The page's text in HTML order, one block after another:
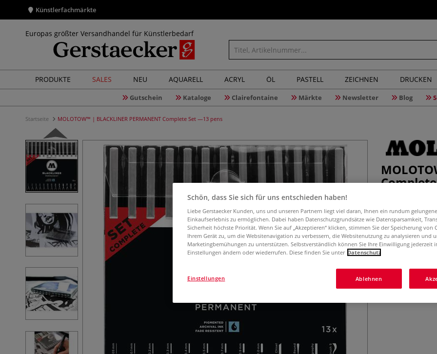
Künstlerfachmärkte
Europas größter Versandhandel für Künstlerbedarf
PRODUKTE SALES NEU AQUARELL ACRYL ÖL PASTELL ZEICHNEN DRUCKEN
Gutschein Kataloge Clairefontaine Märkte Newsletter Blog
Startseite MOLOTOW™ | BLACKLINER PERMANENT Complete Set —13 pens
Ab sofort gibt
Box. Inhalt: Je 1
mm, 0,9 mm, 1
Schön, dass Sie sich für uns entschieden haben!
Liebe Gerstaecker Kunden, uns und unseren Partnern liegt viel daran, Ihnen ein rundum
Einkaufserlebnis zu ermöglichen. Dabei haben Datenschutzgrundsätze wie Datensparsamkeit,
Sicherheit höchste Priorität. Wenn Sie auf „Akzeptieren“ klicken, stimmen Sie der Speicherung von
Ihrem Gerät zu, um die Websitenavigation zu verbessern, die Websitenutzung zu analysieren und
Marketingbemühungen zu unterstützen. Selbstverständlich können Sie Ihre Einwilligung jederzeit
Einstellungen ändern oder wiederrufen. Diese finden Sie unter Datenschutz
Ablehnen
Einstellungen